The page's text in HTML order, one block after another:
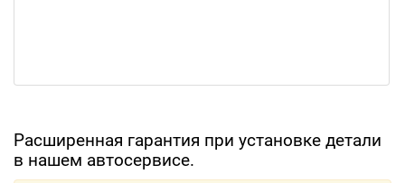
Расширенная гарантия при установке детали
в нашем автосервисе.